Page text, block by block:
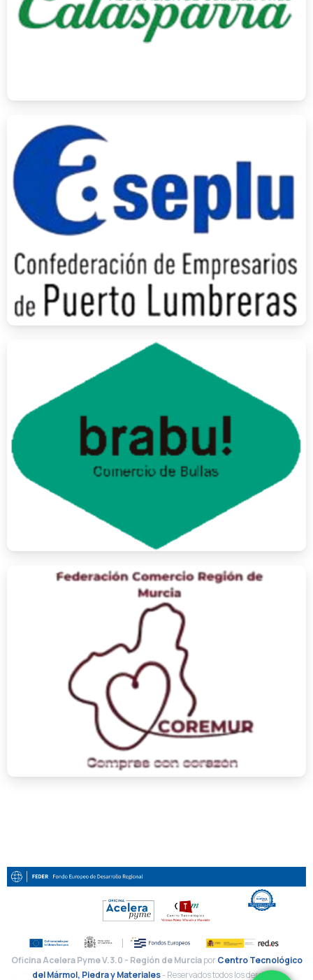
Oficina Acelera Pyme V.3.0 - Región de MurciaporCentro Tecnológico
del Mármol, Piedra y Materiales- Reservados todos los derechos